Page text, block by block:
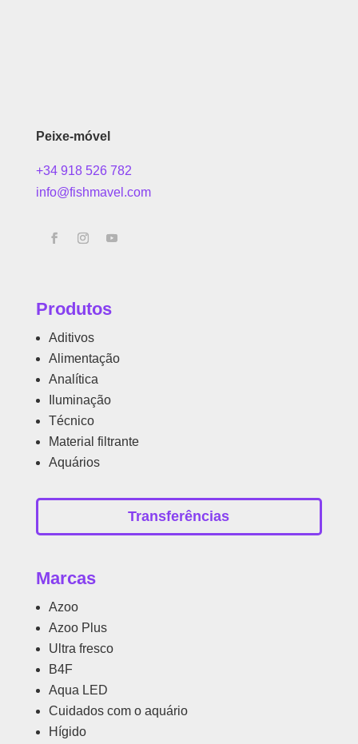
Peixe-móvel
+34 918 526 782
info@fishmavel.com
Produtos
Aditivos
Alimentação
Analítica
Iluminação
Técnico
Material filtrante
Aquários
Transferências
Marcas
Azoo
Azoo Plus
Ultra fresco
B4F
Aqua LED
Cuidados com o aquário
Hígido